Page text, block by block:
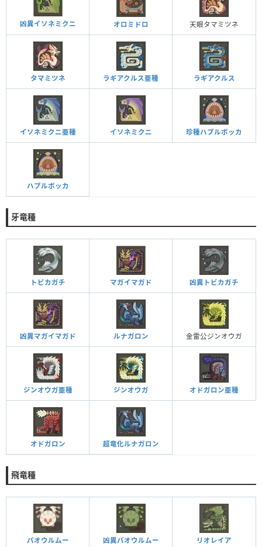
凶異イソネミクニ オロミドロ 天眼タマミツネ
タマミツネ ラギアクルス亜種 ラギアクルス
イソネミクニ亜種 イソネミクニ 珍種ハブルボッカ
ハプルボッカ
牙竜種
トビカガチ マガイマガド 凶異トビカガチ
凶異マガイマガド ルナガロン 金雷公ジンオウガ
ジンオウガ亜種 ジンオウガ オドガロン亜種
オドガロン 超竜化ルナガロン
飛竜種
パオウルムー 凶異パオウルムー リオレイア